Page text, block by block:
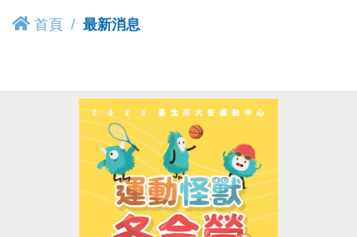
首頁 最新消息